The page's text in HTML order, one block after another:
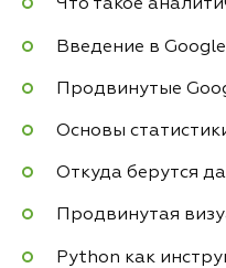
Что такое
Введение в
Продвинутые
Основы
Откуда берутся
Продвинутая
Python как